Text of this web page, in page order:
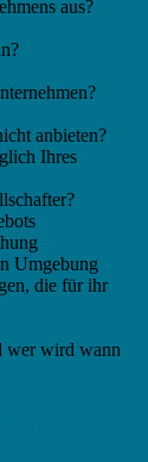
aus?
anbieten?
Ihres
Umgebung
die für ihr
wer wird wann